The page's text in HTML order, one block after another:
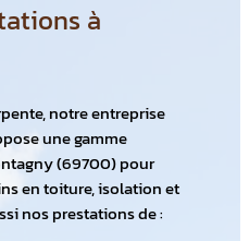
à
notre entreprise
une gamme
(69700) pour
en toiture, isolation et
nos prestations de :